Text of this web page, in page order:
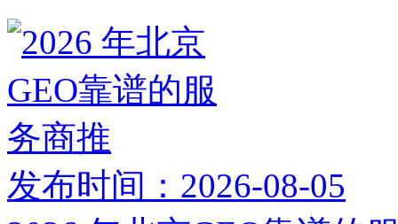
发布时间：2026-08-05